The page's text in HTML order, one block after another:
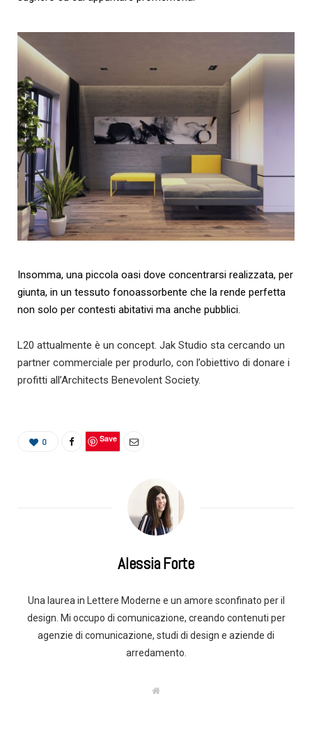
Insomma, una piccola oasi dove concentrarsi realizzata, per
giunta, in un tessuto fonoassorbente che la rende perfetta
non solo per contesti abitativi ma anche pubblici.
L20 attualmente è un concept. Jak Studio sta cercando un
partner commerciale per produrlo, con l’obiettivo di donare i
profitti all’Architects Benevolent Society.
0 Save
Alessia Forte
Una laurea in Lettere Moderne e un amore sconfinato per il
design. Mi occupo di comunicazione, creando contenuti per
agenzie di comunicazione, studi di design e aziende di
arredamento.
W